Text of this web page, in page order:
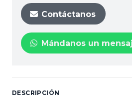
Contáctanos
Mándanos un
DESCRIPCIÓN